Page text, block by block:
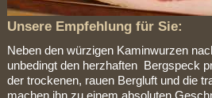
Unsere Empfehlung für Sie:
Neben den würzigen Kaminwurzen
unbedingt den herzhaften Bergspeck
der trockenen, rauen Bergluft und die